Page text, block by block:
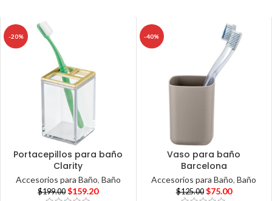
-20%
Portacepillos para baño
Clarity
Accesorios para Baño, Baño
$199.00 $159.20
-40%
Vaso para baño
Barcelona
Accesorios para Baño,Baño
$125.00 $75.00